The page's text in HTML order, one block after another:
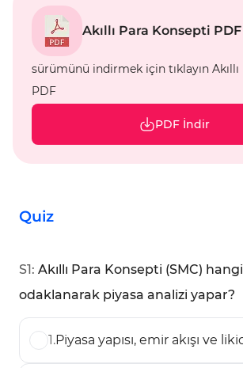
Akıllı Para Konsepti PDF
sürümünü indirmek için tıklayın
PDF
PDF İndir
Quiz
S1: Akıllı Para Konsepti (SMC)
odaklanarak piyasa analizi yapar?
1.Piyasa yapısı, emir akışı ve